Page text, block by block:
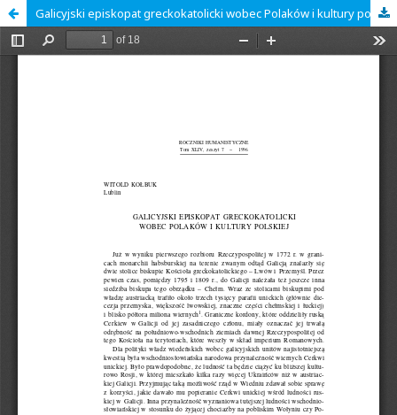
Galicyjski episkopat greckokatolicki wobec Polaków i kultury polskiej